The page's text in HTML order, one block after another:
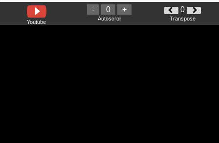
Xpose Band,Dina Nadzir - Raya Di Rumah Dinda Chord
Youtube
- 0 +
Autoscroll
0
Transpose